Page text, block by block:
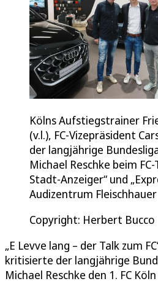
Kölns Aufstiegstrainer
(v.l.), FC-Vizepräsident
der langjährige
Michael Reschke beim
Stadt-Anzeiger“ und
Audizentrum Fleischhauer
Copyright: Herbert Bucco
„E Levve lang – der Talk zum
kritisierte der langjährige
Michael Reschke den 1. FC